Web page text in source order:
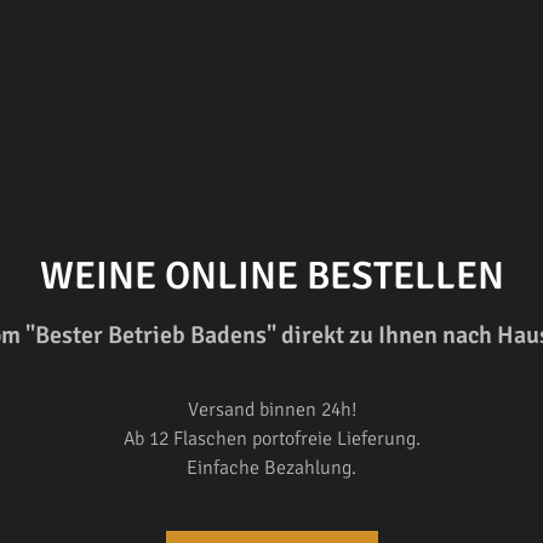
WEINE ONLINE BESTELLEN
"Bester Betrieb Badens" direkt zu Ihnen nach
Versand binnen 24h!
Ab 12 Flaschen portofreie Lieferung.
Einfache Bezahlung.